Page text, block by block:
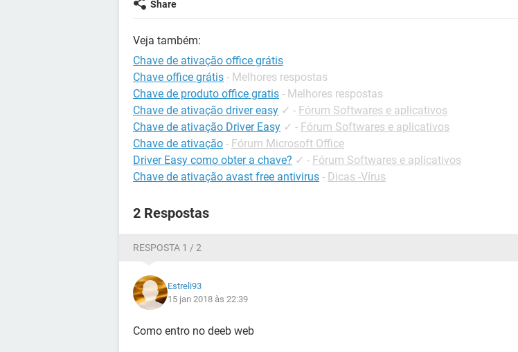
Share
Veja também:
Chave de ativação office grátis
Chave office grátis - Melhores respostas
Chave de produto office gratis - Melhores respostas
Chave de ativação driver easy ✓ - Fórum Softwares e aplicativos
Chave de ativação Driver Easy ✓ - Fórum Softwares e aplicativos
Chave de ativação - Fórum Microsoft Office
Driver Easy como obter a chave? ✓ - Fórum Softwares e aplicativos
Chave de ativação avast free antivirus - Dicas -Vírus
2 Respostas
RESPOSTA 1 / 2
Estreli93
15 jan 2018 às 22:39
Como entro no deeb web